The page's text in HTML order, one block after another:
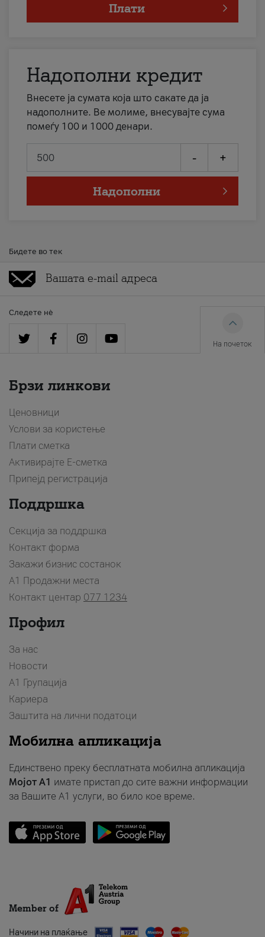
Плати
Надополни кредит
Внесете ја сумата која што сакате да ја
надополните. Ве молиме, внесувајте сума
помеѓу 100 и 1000 денари.
- +
Надополни
Бидете во тек
Следете нè
На почеток
Брзи линкови
Ценовници
Услови за користење
Плати сметка
Активирајте Е-сметка
Припејд регистрација
Поддршка
Секција за поддршка
Контакт форма
Закажи бизнис состанок
A1 Продажни места
Контакт центар 077 1234
Профил
За нас
Новости
А1 Групација
Кариера
Заштита на лични податоци
Мобилна апликација
Единствено преку бесплатната мобилна апликација
Мојот A1 имате пристап до сите важни информации
за Вашите A1 услуги, во било кое време.
Member of
Начини на плаќање